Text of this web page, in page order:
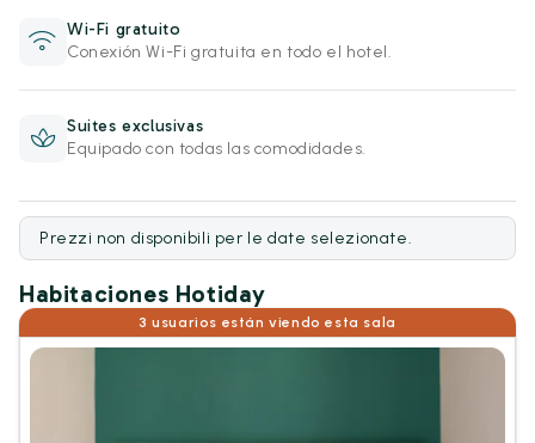
Wi-Fi gratuito
Conexión Wi-Fi gratuita en todo el hotel.
Suites exclusivas
Equipado con todas las comodidades.
Prezzi non disponibili per le date selezionate.
Habitaciones Hotiday
3 usuarios están viendo esta sala